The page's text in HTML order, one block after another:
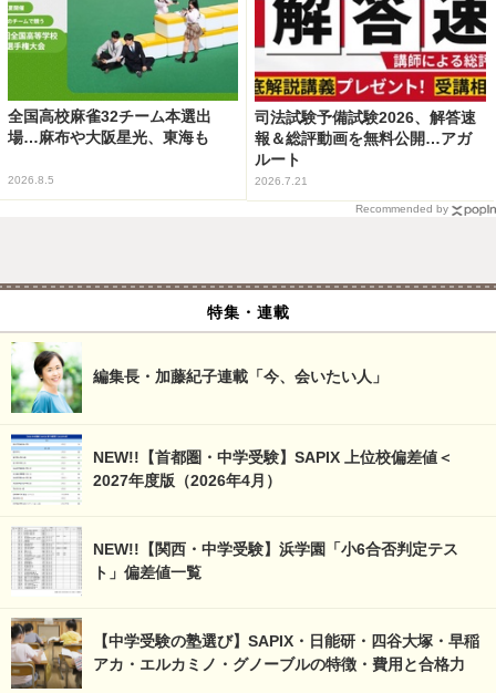
全国高校麻雀32チーム本選出
場…麻布や大阪星光、東海も
2026.8.5
司法試験予備試験2026、解答速
報＆総評動画を無料公開…アガ
ルート
2026.7.21
Recommended by
特集・連載
編集長・加藤紀子連載「今、会いたい人」
NEW!!【首都圏・中学受験】SAPIX 上位校偏差値＜
2027年度版（2026年4月）
NEW!!【関西・中学受験】浜学園「小6合否判定テス
ト」偏差値一覧
【中学受験の塾選び】SAPIX・日能研・四谷大塚・早稲
アカ・エルカミノ・グノーブルの特徴・費用と合格力